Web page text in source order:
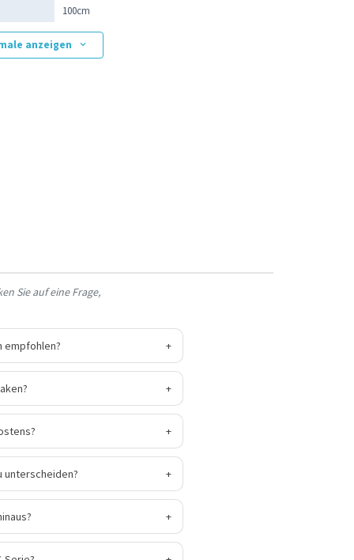
100cm
anzeigen
Sie auf eine Frage,
empfohlen? +
+
+
unterscheiden? +
+